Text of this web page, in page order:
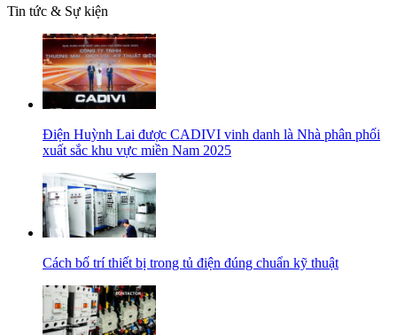
Tin tức & Sự kiện
Điện Huỳnh Lai được CADIVI vinh danh là Nhà phân phối
xuất sắc khu vực miền Nam 2025
Cách bố trí thiết bị trong tủ điện đúng chuẩn kỹ thuật